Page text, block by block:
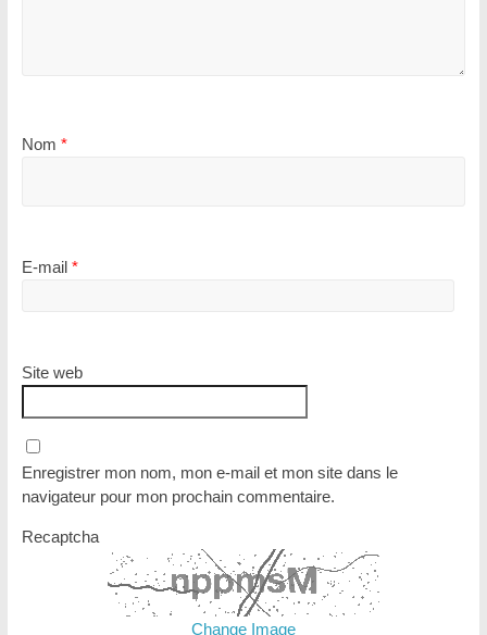
Nom *
E-mail *
Site web
Enregistrer mon nom, mon e-mail et mon site dans le
navigateur pour mon prochain commentaire.
Recaptcha
Change Image